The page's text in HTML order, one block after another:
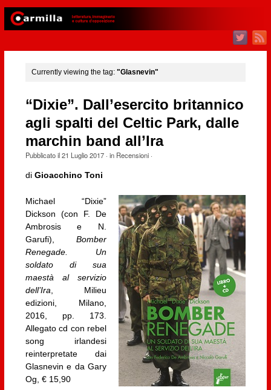
Currently viewing the tag: "Glasnevin"
“Dixie”. Dall’esercito britannico
agli spalti del Celtic Park, dalle
marchin band all’Ira
Pubblicato il21 Luglio 2017· in Recensioni·
di Gioacchino Toni
Michael “Dixie”
Dickson (con F. De
Ambrosis e N.
Garufi),Bomber
Renegade. Un
soldato di sua
maestà al servizio
dell’Ira, Milieu
edizioni, Milano,
2016, pp. 173.
Allegato cd con rebel
song irlandesi
reinterpretate dai
Glasnevin e da Gary
Og, € 15,90